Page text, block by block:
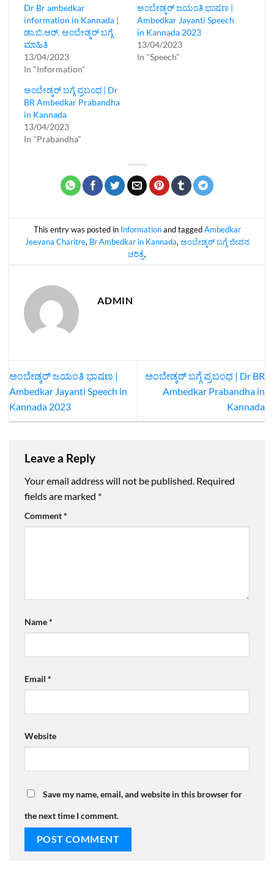
Dr Br ambedkar
information in Kannada |
ಡಾ.ಬಿ.ಆರ್. ಅಂಬೇಡ್ಕರ್ ಬಗ್ಗೆ
ಮಾಹಿತಿ
13/04/2023
In "Information"
ಅಂಬೇಡ್ಕರ್ ಜಯಂತಿ ಭಾಷಣ |
Ambedkar Jayanti Speech
in Kannada 2023
13/04/2023
In "Speech"
ಅಂಬೇಡ್ಕರ್ ಬಗ್ಗೆ ಪ್ರಬಂಧ | Dr
BR Ambedkar Prabandha
in Kannada
13/04/2023
In "Prabandha"
This entry was posted in Informationand taggedAmbedkar
Jeevana Charitre, Br Ambedkar in Kannada, ಅಂಬೇಡ್ಕರ್ ಬಗ್ಗೆ ಜೀವನ
ಚರಿತ್ರೆ.
ADMIN
ಅಂಬೇಡ್ಕರ್ ಜಯಂತಿ ಭಾಷಣ |
Ambedkar Jayanti Speech in
Kannada 2023
ಅಂಬೇಡ್ಕರ್ ಬಗ್ಗೆ ಪ್ರಬಂಧ | Dr BR
Ambedkar Prabandha in
Kannada
Leave a Reply
Your email address will not be published. Required
fields are marked *
Comment*
Name*
Email *
Website
Save my name, email, and website in this browser for
the next time I comment.